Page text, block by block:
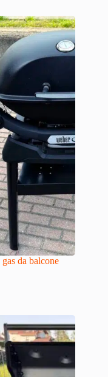
da balcone